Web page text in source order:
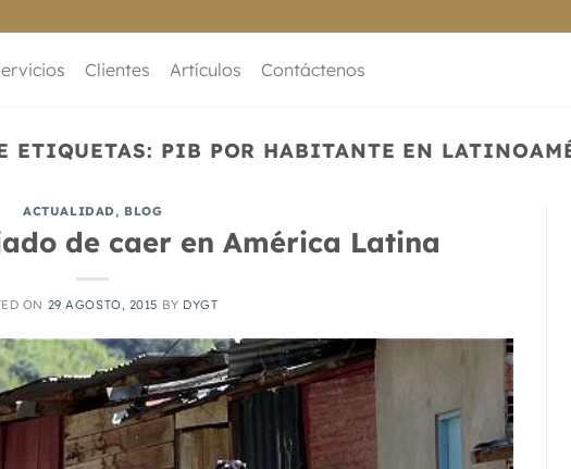
Clientes Artículos Contáctenos
ETIQUETAS: PIB POR HABITANTE EN
ACTUALIDAD, BLOG
de caer en América Latina
ON 29 AGOSTO, 2015 BY DYGT